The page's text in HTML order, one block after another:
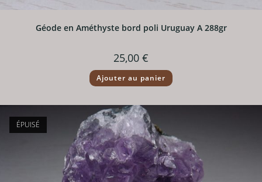
Géode en Améthyste bord poli Uruguay A 288gr
25,00 €
Ajouter au panier
ÉPUISÉ